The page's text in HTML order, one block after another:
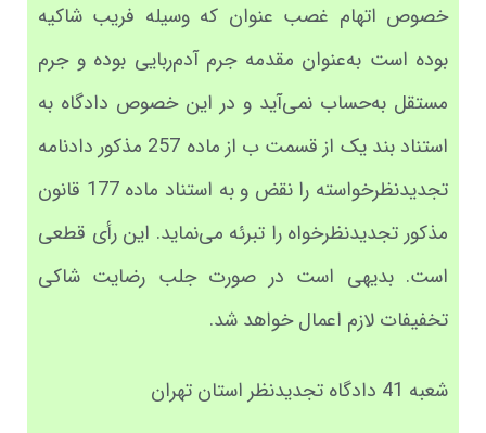
خصوص اتهام غصب عنوان که وسیله فریب شاکیه
بوده است به‌عنوان مقدمه جرم آدم‌ربایی بوده و جرم
مستقل به‌حساب نمی‌آید و در این خصوص دادگاه به
استناد بند یک از قسمت ب از ماده 257 مذکور دادنامه
تجدیدنظرخواسته را نقض و به استناد ماده 177 قانون
مذکور تجدیدنظرخواه را تبرئه می‌نماید. این رأی قطعی
است. بدیهی است در صورت جلب رضایت شاکی
تخفیفات لازم اعمال خواهد شد.
شعبه 41 دادگاه تجدیدنظر استان تهران